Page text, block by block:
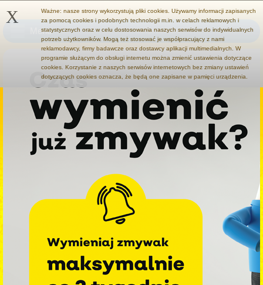
Menu
X
Ważne: nasze strony wykorzystują pliki cookies. Używamy informacji zapisanych
za pomocą cookies i podobnych technologii m.in. w celach reklamowych i
statystycznych oraz w celu dostosowania naszych serwisów do indywidualnych
potrzeb użytkowników. Mogą też stosować je współpracujący z nami
reklamodawcy, firmy badawcze oraz dostawcy aplikacji multimedialnych. W
programie służącym do obsługi internetu można zmienić ustawienia dotyczące
cookies. Korzystanie z naszych serwisów internetowych bez zmiany ustawień
dotyczących cookies oznacza, że będą one zapisane w pamięci urządzenia.